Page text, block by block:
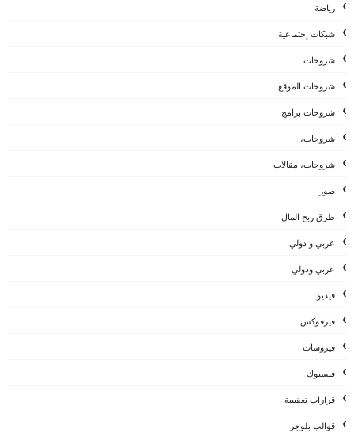
رياضة
شبكات إجتماعية
شروحات
شروحات الموقع
شروحات برامج
شروحات،
شروحات، مقالات
صور
طرق ربح المال
عربي و دولي
عربي ودولي
فيديو
فيرفوكس
فيروسات
فيسبوك
قرارات تعقيبية
قوالب بلوجر